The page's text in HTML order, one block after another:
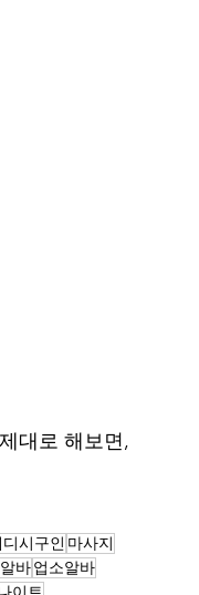
대로 해보면,
시구인 마사지
바업소알바